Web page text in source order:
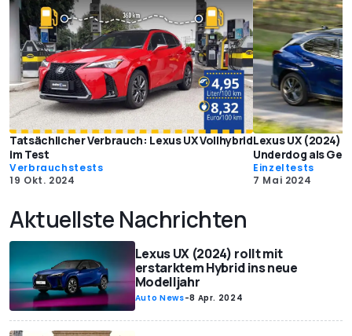
Tatsächlicher Verbrauch: Lexus UX Vollhybrid
im Test
Verbrauchstests
19 Okt. 2024
Lexus UX (2024)
Underdog als
Einzeltests
7 Mai 2024
Aktuellste Nachrichten
Lexus UX (2024) rollt mit
erstarktem Hybrid ins neue
Modelljahr
Auto News-8 Apr. 2024